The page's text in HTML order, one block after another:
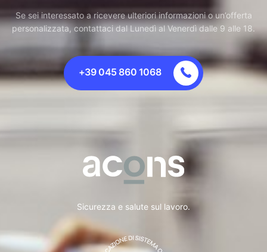
Se sei interessato a ricevere ulteriori informazioni o un’offerta
personalizzata, contattaci dal Lunedì al Venerdì dalle 9 alle 18.
+39 045 860 1068
Sicurezza e salute sul lavoro.